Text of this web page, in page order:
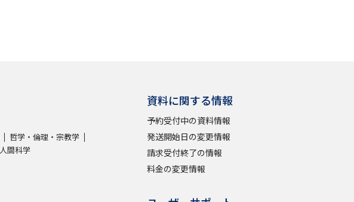
哲学・倫理・宗教学
人間科学
資料に関する情報
予約受付中の資料情報
発送開始日の変更情報
請求受付終了の情報
料金の変更情報